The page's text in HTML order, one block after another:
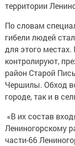
территории
По словам
гибели людей
для этого
контролируют,
район Старой
Чершилы. Обход
городе, так и в
«В их состав
Лениногорскому
части-66